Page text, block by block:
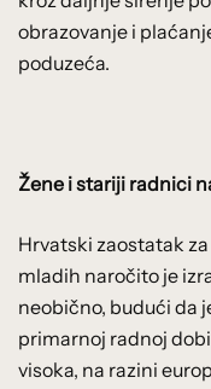
obrazovanje i
poduzeća.
Žene i stariji radnici
Hrvatski zaostatak
mladih naročito je
neobično, budući da
primarnoj radnoj
visoka, na razini